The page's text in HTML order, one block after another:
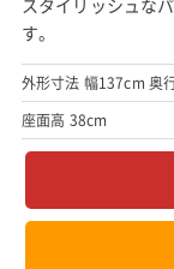
スタイリッシュな
す。
外形寸法 幅137cm 奥
座面高 38cm